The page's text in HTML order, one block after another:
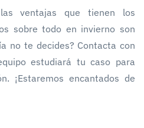
ventajas que tienen los
sobre todo en invierno son
no te decides? Contacta con
estudiará tu caso para
¡Estaremos encantados de